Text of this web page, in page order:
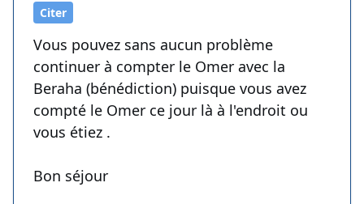
Citer
Vous pouvez sans aucun problème
continuer à compter le Omer avec la
Beraha (bénédiction) puisque vous avez
compté le Omer ce jour là à l'endroit ou
vous étiez .
Bon séjour